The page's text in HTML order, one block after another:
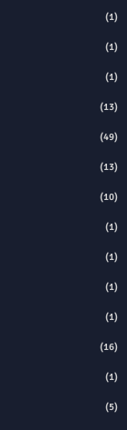
(1)
(1)
(1)
(13)
(49)
(13)
(10)
(1)
(1)
(1)
(1)
(16)
(1)
(5)